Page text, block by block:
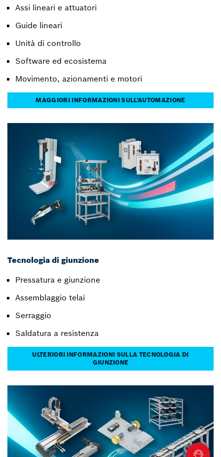
Assi lineari e attuatori
Guide lineari
Unità di controllo
Software ed ecosistema
Movimento, azionamenti e motori
MAGGIORI INFORMAZIONI SULL’AUTOMAZIONE
Tecnologia di giunzione
Pressatura e giunzione
Assemblaggio telai
Serraggio
Saldatura a resistenza
ULTERIORI INFORMAZIONI SULLA TECNOLOGIA DI
GIUNZIONE